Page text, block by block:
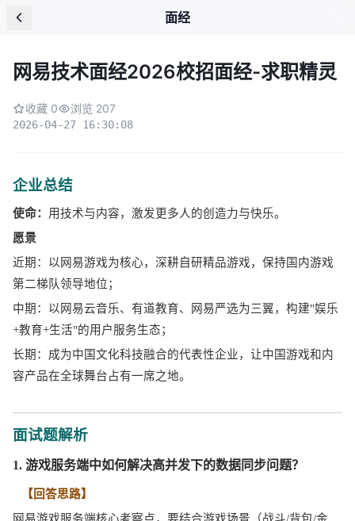
面经
网易技术面经2026校招面经-求职精灵
收藏 0 浏览 207
2026-04-27 16:30:08
企业总结
使命： 用技术与内容，激发更多人的创造力与快乐。
愿景
近期：以网易游戏为核心，深耕自研精品游戏，保持国内游戏
第二梯队领导地位；
中期：以网易云音乐、有道教育、网易严选为三翼，构建"娱乐
+教育+生活"的用户服务生态；
长期：成为中国文化科技融合的代表性企业，让中国游戏和内
容产品在全球舞台占有一席之地。
面试题解析
1. 游戏服务端中如何解决高并发下的数据同步问题？
【回答思路】
网易游戏服务端核心考察点，要结合游戏场景（战斗/背包/金